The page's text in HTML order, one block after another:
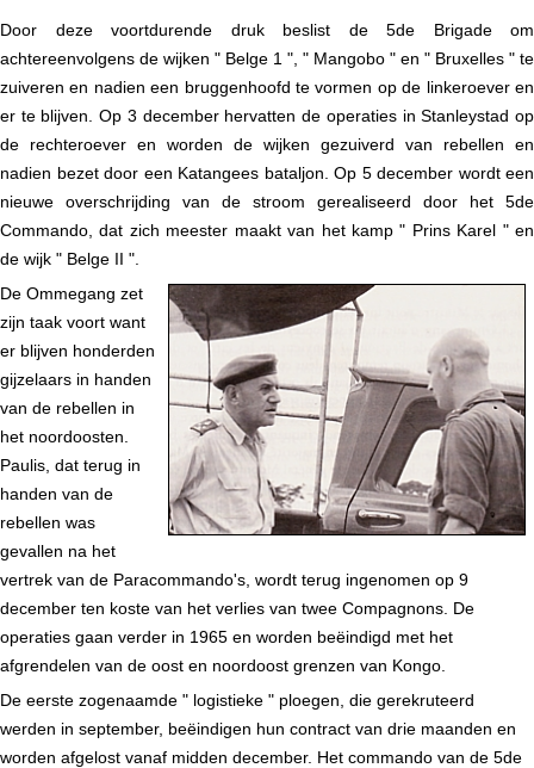
Door deze voortdurende druk beslist de 5de Brigade om
achtereenvolgens de wijken " Belge 1 ", " Mangobo " en " Bruxelles " te
zuiveren en nadien een bruggenhoofd te vormen op de linkeroever en
er te blijven. Op 3 december hervatten de operaties in Stanleystad op
de rechteroever en worden de wijken gezuiverd van rebellen en
nadien bezet door een Katangees bataljon. Op 5 december wordt een
nieuwe overschrijding van de stroom gerealiseerd door het 5de
Commando, dat zich meester maakt van het kamp " Prins Karel " en
de wijk " Belge II ".
De Ommegang zet
zijn taak voort want
er blijven honderden
gijzelaars in handen
van de rebellen in
het noordoosten.
Paulis, dat terug in
handen van de
rebellen was
gevallen na het
vertrek van de Paracommando's, wordt terug ingenomen op 9
december ten koste van het verlies van twee Compagnons. De
operaties gaan verder in 1965 en worden beëindigd met het
afgrendelen van de oost en noordoost grenzen van Kongo.
De eerste zogenaamde " logistieke " ploegen, die gerekruteerd
werden in september, beëindigen hun contract van drie maanden en
worden afgelost vanaf midden december. Het commando van de 5de